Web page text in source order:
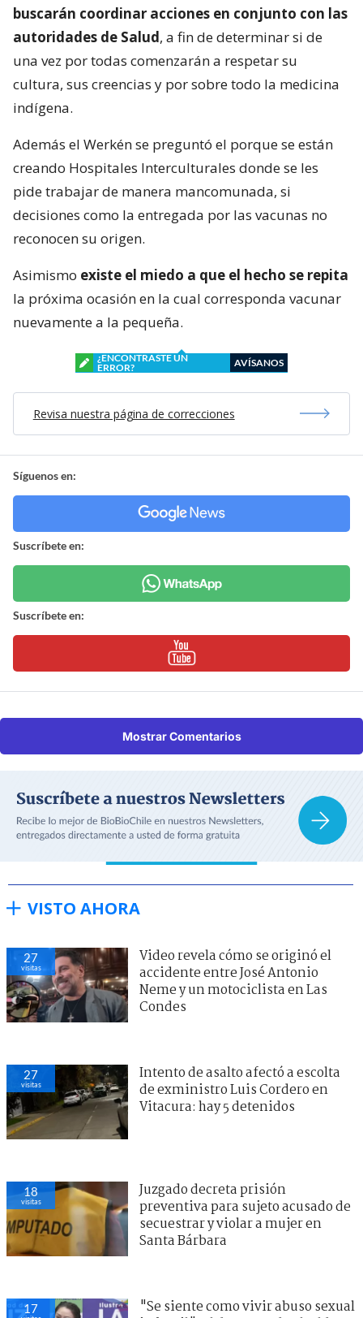
buscarán coordinar acciones en conjunto con las
autoridades de Salud, a fin de determinar si de
una vez por todas comenzarán a respetar su
cultura, sus creencias y por sobre todo la medicina
indígena.
Además el Werkén se preguntó el porque se están
creando Hospitales Interculturales donde se les
pide trabajar de manera mancomunada, si
decisiones como la entregada por las vacunas no
reconocen su origen.
Asimismo existe el miedo a que el hecho se repita
la próxima ocasión en la cual corresponda vacunar
nuevamente a la pequeña.
¿ENCONTRASTE UN
ERROR?
AVÍSANOS
Revisa nuestra página de correcciones
Síguenos en:
Suscríbete en:
Suscríbete en:
Mostrar Comentarios
VISTO AHORA
27
visitas
Video revela cómo se originó el
accidente entre José Antonio
Neme y un motociclista en Las
Condes
27
visitas
Intento de asalto afectó a escolta
de exministro Luis Cordero en
Vitacura: hay 5 detenidos
18
visitas
Juzgado decreta prisión
preventiva para sujeto acusado de
secuestrar y violar a mujer en
Santa Bárbara
17
"Se siente como vivir abuso sexual